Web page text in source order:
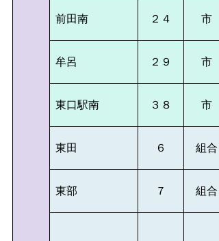
前田南 ２４ 市
牟呂 ２９ 市
東口駅南 ３８ 市
東田 ６ 組合
東部 ７ 組合